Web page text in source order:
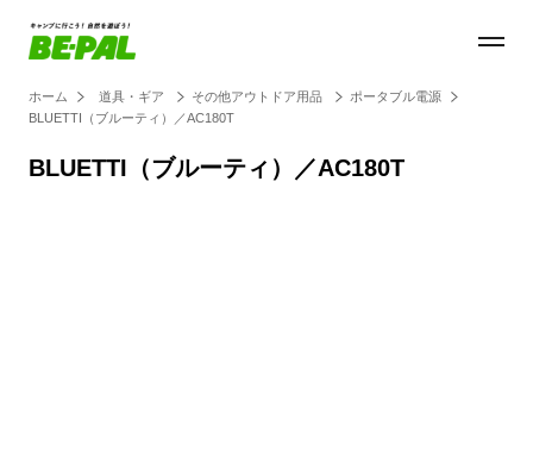
ホーム 道具・ギア その他アウトドア用品
ポータブル電源
BLUETTI（ブルーティ）／AC180T
BLUETTI（ブルーティ）／AC180T